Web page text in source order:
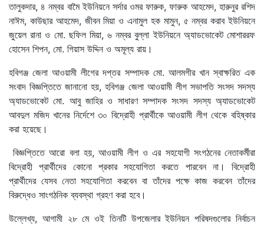
তালুকদার, ৪ নম্বর বামৈ ইউনিয়নে সর্দার ওমর ফারুক, ফারুক আহমেদ, হারুনুর রশিদ
নাঈম, কাউছার আহমেদ, জীবন মিয়া ও এনামুল হক মামুন, ৫ নম্বর করাব ইউনিয়নে
জুয়েল রানা ও মো. ছফিল মিয়া, ৬ নম্বর বুল্লা ইউনিয়নে অ্যাডভোকেট মোশাররফ
হোসেন শিপন, মো. গিয়াস উদ্দিন ও অমূল্য রায়।
হবিগঞ্জ জেলা আওয়ামী লীগের দপ্তর সম্পাদক মো. আলমগীর খান স্বাক্ষরিত এক
সংবাদ বিজ্ঞপ্তিতে জানানো হয়, হবিগঞ্জ জেলা আওয়ামী লীগ সভাপতি সংসদ সদস্য
অ্যাডভোকেট মো. আবু জাহির ও সাধারণ সম্পাদক সংসদ সদস্য অ্যাডভোকেট
আবদুল মজিদ খানের নির্দেশে ৩০ বিদ্রোহী প্রার্থীকে আওয়ামী লীগ থেকে বহিষ্কার
করা হয়েছে।
বিজ্ঞপ্তিতে আরো বলা হয়, আওয়ামী লীগ ও এর সহযোগী সংগঠনের নেতাকর্মীরা
বিদ্রোহী প্রার্থীদের কোনো প্রকার সহযোগিতা করতে পারবেন না। বিদ্রোহী
প্রার্থীদের যেসব নেতা সহযোগিতা করবেন বা তাঁদের পক্ষে কাজ করবেন তাঁদের
বিরুদ্ধেও সাংগঠনিক ব্যবস্থা গ্রহণ করা হবে।
উল্লেখ্য, আগামী ২৮ মে ওই তিনটি উপজেলার ইউনিয়ন পরিষদগুলোর নির্বাচন